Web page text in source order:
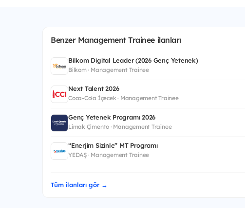
Benzer Management Trainee ilanları
Bilkom Digital Leader (2026 Genç Yetenek)
Bilkom · Management Trainee
Next Talent 2026
Coca-Cola İçecek · Management Trainee
Genç Yetenek Programı 2026
Limak Çimento · Management Trainee
“Enerjim Sizinle” MT Programı
YEDAŞ · Management Trainee
Tüm ilanları gör →